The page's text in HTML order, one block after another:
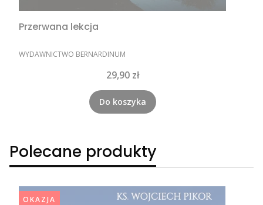
Przerwana lekcja
PRODUCENT
WYDAWNICTWO BERNARDINUM
Cena
29,90 zł
Do koszyka
Polecane produkty
OKAZJA